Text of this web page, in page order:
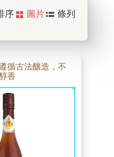
序 圖片 條列
循古法釀造，不
香